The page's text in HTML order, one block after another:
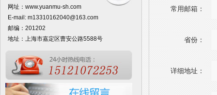
网址： www.yuanmu-sh.com
E-mail: m13310162040@163.com
邮编：201202
地址：上海市嘉定区曹安公路5588号
常用邮箱：
省份：
详细地址：